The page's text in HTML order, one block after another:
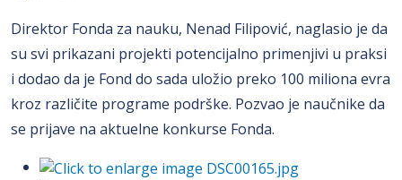
Direktor Fonda za nauku, Nenad Filipović, naglasio je da
su svi prikazani projekti potencijalno primenjivi u praksi
i dodao da je Fond do sada uložio preko 100 miliona evra
kroz različite programe podrške. Pozvao je naučnike da
se prijave na aktuelne konkurse Fonda.